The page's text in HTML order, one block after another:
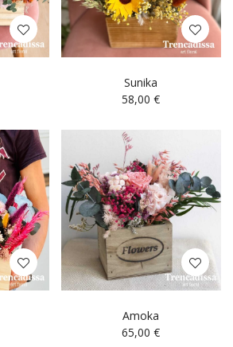
Sunika
58,00€
Amoka
65,00€